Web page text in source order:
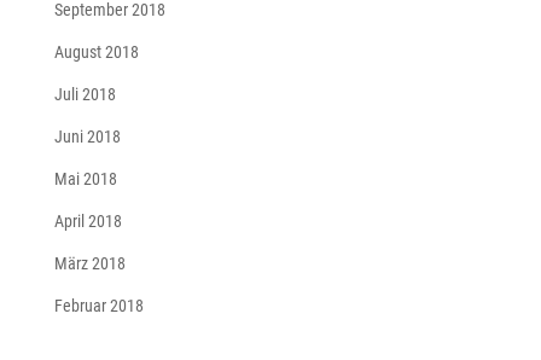
September 2018
August 2018
Juli 2018
Juni 2018
Mai 2018
April 2018
März 2018
Februar 2018